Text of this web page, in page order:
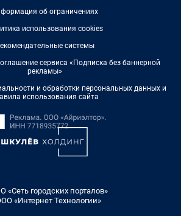
об ограничениях
использования cookies
системы
сервиса «Подписка без баннерной
рекламы»
и обработки персональных данных и
использования сайта
«Сеть городских порталов»
«Интернет Технологии»